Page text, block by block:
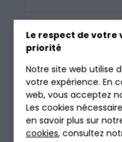
Le respect de votre
priorité
Notre site web utilise
votre expérience. En
web, vous acceptez
Les cookies
en savoir plus sur
cookies, consultez
Selon aléa
Interdiction
d'installation
Zone rouge PPRI
ou aléa fort